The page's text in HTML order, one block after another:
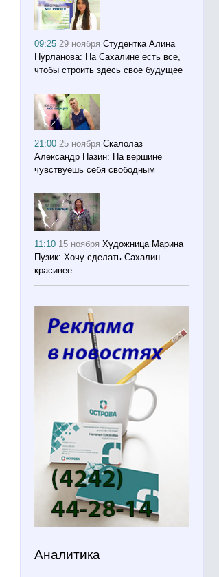
09:2529 ноября Студентка Алина
Нурланова: На Сахалине есть все,
чтобы строить здесь свое будущее
21:0025 ноября Скалолаз
Александр Назин: На вершине
чувствуешь себя свободным
11:10 15 ноября Художница Марина
Пузик: Хочу сделать Сахалин
красивее
Аналитика